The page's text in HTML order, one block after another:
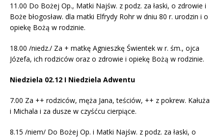
11.00 Do Bożej Op., Matki Najśw. z podz. za łaski, o zdrowie i
Boże błogosław. dla matki Elfrydy Rohr w dniu 80 r. urodzin i o
opiekę Bożą w rodzinie.
18.00 /niedz./ Za + matkę Agnieszkę Świentek w r. śm., ojca
Józefa, ich rodziców oraz o zdrowie i opiekę Bożą w rodzinie.
Niedziela 02.12 I Niedziela Adwentu
7.00 Za ++ rodziców, męża Jana, teściów, ++ z pokrew. Kałuża
i Michala i za dusze w czyśćcu cierpiące.
8.15 /niem/ Do Bożej Op. i Matki Najśw. z podz. za łaski, o